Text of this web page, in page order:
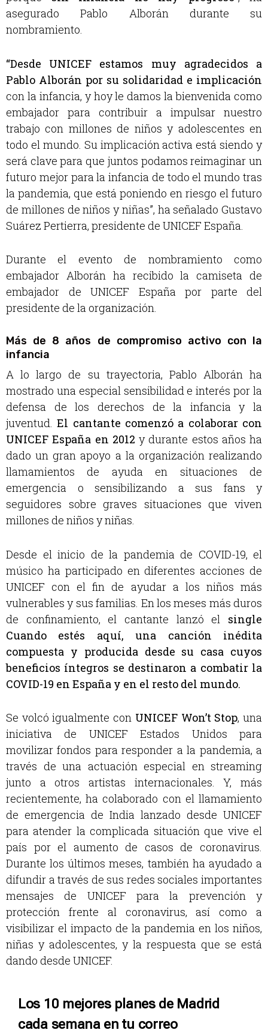
asegurado Pablo Alborán durante su
nombramiento.
“Desde UNICEF estamos muy agradecidos a
Pablo Alborán por su solidaridad e implicación
con la infancia, y hoy le damos la bienvenida como
embajador para contribuir a impulsar nuestro
trabajo con millones de niños y adolescentes en
todo el mundo. Su implicación activa está siendo y
será clave para que juntos podamos reimaginar un
futuro mejor para la infancia de todo el mundo tras
la pandemia, que está poniendo en riesgo el futuro
de millones de niños y niñas”, ha señalado Gustavo
Suárez Pertierra, presidente de UNICEF España.
Durante el evento de nombramiento como
embajador Alborán ha recibido la camiseta de
embajador de UNICEF España por parte del
presidente de la organización.
Más de 8 años de compromiso activo con la
infancia
A lo largo de su trayectoria, Pablo Alborán ha
mostrado una especial sensibilidad e interés por la
defensa de los derechos de la infancia y la
juventud.El cantante comenzó a colaborar con
UNICEF España en 2012 y durante estos años ha
dado un gran apoyo a la organización realizando
llamamientos de ayuda en situaciones de
emergencia o sensibilizando a sus fans y
seguidores sobre graves situaciones que viven
millones de niños y niñas.
Desde el inicio de la pandemia de COVID-19, el
músico ha participado en diferentes acciones de
UNICEF con el fin de ayudar a los niños más
vulnerables y sus familias. En los meses más duros
de confinamiento, el cantante lanzó el single
Cuando estés aquí, una canción inédita
compuesta y producida desde su casa cuyos
beneficios íntegros se destinaron a combatir la
COVID-19 en España y en el resto del mundo.
Se volcó igualmente con UNICEF Won’t Stop, una
iniciativa de UNICEF Estados Unidos para
movilizar fondos para responder a la pandemia, a
través de una actuación especial en streaming
junto a otros artistas internacionales. Y, más
recientemente, ha colaborado con el llamamiento
de emergencia de India lanzado desde UNICEF
para atender la complicada situación que vive el
país por el aumento de casos de coronavirus.
Durante los últimos meses, también ha ayudado a
difundir a través de sus redes sociales importantes
mensajes de UNICEF para la prevención y
protección frente al coronavirus, así como a
visibilizar el impacto de la pandemia en los niños,
niñas y adolescentes, y la respuesta que se está
dando desde UNICEF.
Los 10 mejores planes de Madrid
cada semana en tu correo